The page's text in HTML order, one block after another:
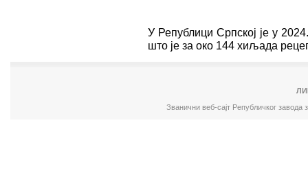
У Републици Српској је у
што је за око 144 хиљадa
Званични веб-сајт Републичког